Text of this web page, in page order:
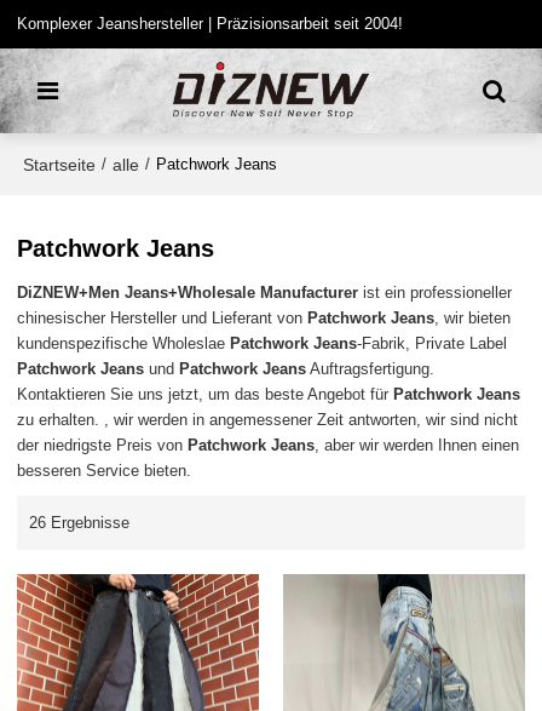
Komplexer Jeanshersteller | Präzisionsarbeit seit 2004!
Startseite / alle / Patchwork Jeans
Patchwork Jeans
DiZNEW+Men Jeans+Wholesale Manufacturer ist ein professioneller
chinesischer Hersteller und Lieferant von Patchwork Jeans, wir bieten
kundenspezifische Wholeslae Patchwork Jeans-Fabrik, Private Label
Patchwork Jeans und Patchwork Jeans Auftragsfertigung.
Kontaktieren Sie uns jetzt, um das beste Angebot für Patchwork Jeans
zu erhalten. , wir werden in angemessener Zeit antworten, wir sind nicht
der niedrigste Preis von Patchwork Jeans, aber wir werden Ihnen einen
besseren Service bieten.
26 Ergebnisse